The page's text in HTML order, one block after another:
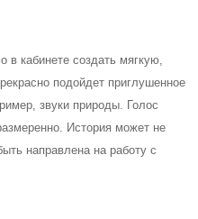
кабинете создать мягкую,
подойдет приглушенное
звуки природы. Голос
История может не
направлена на работу с